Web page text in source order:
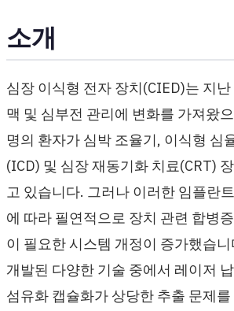
소개
심장 이식형 전자 장치(CIED)는 지
맥 및 심부전 관리에 변화를 가져왔
명의 환자가 심박 조율기, 이식형 심
(ICD) 및 심장 재동기화 치료(CRT)
고 있습니다. 그러나 이러한 임플란
에 따라 필연적으로 장치 관련 합병
이 필요한 시스템 개정이 증가했습
개발된 다양한 기술 중에서 레이저
섬유화 캡슐화가 상당한 추출 문제